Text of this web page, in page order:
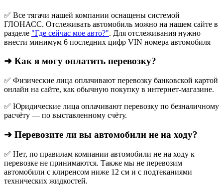
✅ Все тягачи нашей компании оснащены системой
ГЛОНАСС. Отслеживать автомобиль можно на нашем сайте в
разделе "Где сейчас мое авто?". Для отслеживания нужно
внести минимум 6 последних цифр VIN номера автомобиля
➜ Как я могу оплатить перевозку?
✅ Физические лица оплачивают перевозку банковской картой
онлайн на сайте, как обычную покупку в интернет‑магазине.
✅ Юридические лица оплачивают перевозку по безналичному
расчёту — по выставленному счёту.
➜ Перевозите ли вы автомобили не на ходу?
✅ Нет, по правилам компании автомобили не на ходу к
перевозке не принимаются. Также мы не перевозим
автомобили с клиренсом ниже 12 см и с подтеканиями
технических жидкостей.